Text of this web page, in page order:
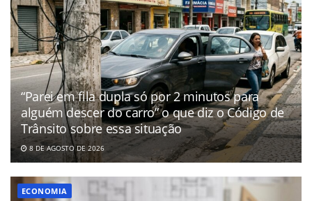
“Parei em fila dupla só por 2 minutos para
alguém descer do carro” o que diz o Código de
Trânsito sobre essa situação
8 DE AGOSTO DE 2026
ECONOMIA